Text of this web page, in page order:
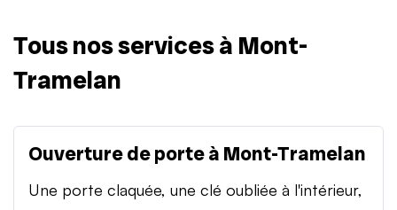
Tous nos services à Mont-
Tramelan
Ouverture de porte à Mont-Tramelan
Une porte claquée, une clé oubliée à l'intérieur,